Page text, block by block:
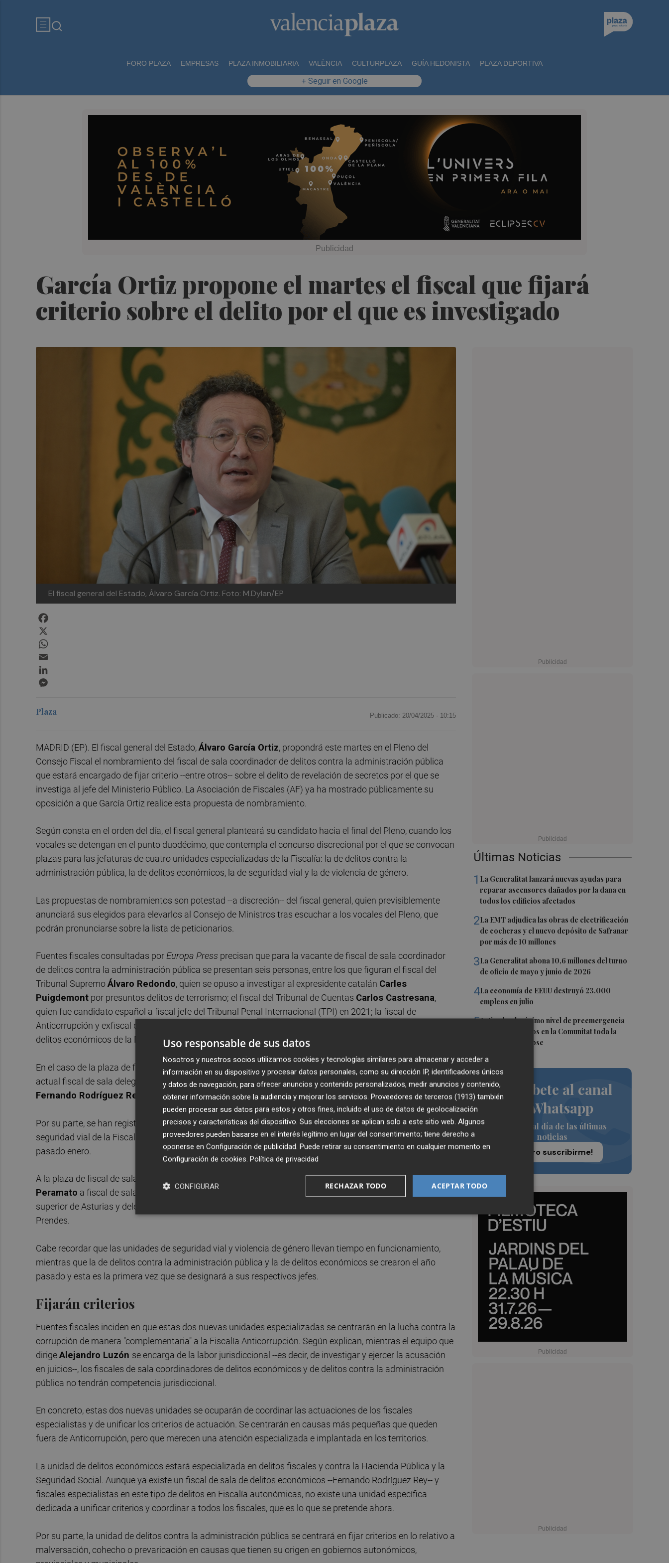
FORO PLAZA EMPRESAS PLAZA INMOBILIARIA VALÈNCIA CULTURPLAZA GUÍA HEDONISTA PLAZA DEPORTIVA
+ Seguir en Google
García Ortiz propone el martes el fiscal que fijará
criterio sobre el delito por el que es investigado
El fiscal general del Estado, Álvaro García Ortiz. Foto: M.Dylan/EP
Últimas Noticias
1 La Generalitat lanzará nuevas ayudas para
reparar ascensores dañados por la dana en
todos los edificios afectados
2La EMT adjudica las obras de electrificación
de cocheras y el nuevo depósito de Safranar
por más de 10 millones
3La Generalitat abona 10,6 millones del turno
de oficio de mayo y junio de 2026
4La economía de EEUU destruyó 23.000
empleos en julio
5Activado el máximo nivel de preemergencia
frente a incendios en la Comunitat toda la
jornada del eclipse
Suscríbete al canal
de Whatsapp
Siempre al día de las últimas
noticias
¡Quiero suscribirme!
Plaza Publicado: 20/04/2025 · 10:15
MADRID (EP). El fiscal general del Estado,Álvaro García Ortiz, propondrá este martes en el Pleno del
Consejo Fiscal el nombramiento del fiscal de sala coordinador de delitos contra la administración pública
que estará encargado de fijar criterio --entre otros-- sobre el delito de revelación de secretos por el que se
investiga al jefe del Ministerio Público. La Asociación de Fiscales (AF) ya ha mostrado públicamente su
oposición a que García Ortiz realice esta propuesta de nombramiento.
Según consta en el orden del día, el fiscal general planteará su candidato hacia el final del Pleno, cuando los
vocales se detengan en el punto duodécimo, que contempla el concurso discrecional por el que se convocan
plazas para las jefaturas de cuatro unidades especializadas de la Fiscalía: la de delitos contra la
administración pública, la de delitos económicos, la de seguridad vial y la de violencia de género.
Las propuestas de nombramientos son potestad --a discreción-- del fiscal general, quien previsiblemente
anunciará sus elegidos para elevarlos al Consejo de Ministros tras escuchar a los vocales del Pleno, que
podrán pronunciarse sobre la lista de peticionarios.
Fuentes fiscales consultadas porEuropa Press precisan que para la vacante de fiscal de sala coordinador
de delitos contra la administración pública se presentan seis personas, entre los que figuran el fiscal del
Tribunal SupremoÁlvaro Redondo, quien se opuso a investigar al expresidente catalán Carles
Puigdemont por presuntos delitos de terrorismo; el fiscal del Tribunal de Cuentas Carlos Castresana,
quien fue candidato español a fiscal jefe del Tribunal Penal Internacional (TPI) en 2021; la fiscal de
Anticorrupción y exfiscal de la Fiscalía Europea,
delitos económicos de la Fiscalía Provincial de Madrid, Virna Alonso Fernández
En el caso de la plaza de fiscal coordinador de delitos económicos constan cinco peticionarios, incluido el
actual fiscal de sala delegado de delitos económicos, adscrito a la sección penal de la Fiscalía del Supremo,
Fernando Rodríguez Rey
Por su parte, se han registrado 10 fiscales como candidatos a la plaza de fiscal de sala coordinador de
seguridad vial de la Fiscalía General del Estado, que dejó vacante el fiscal Luis del Río tras su fallecimiento el
pasado enero.
A la plaza de fiscal de sala de violencia contra la mujer, que quedó vacante tras el ascenso deTeresa
Peramato a fiscal de sala jefa de la sección penal del Supremo, se ha presentado una sola persona: la fiscal
superior de Asturias y delegada de violencia de género en dicha comunidad autónoma, María Eugenia
Prendes.
Cabe recordar que las unidades de seguridad vial y violencia de género llevan tiempo en funcionamiento,
mientras que la de delitos contra la administración pública y la de delitos económicos se crearon el año
pasado y esta es la primera vez que se designará a sus respectivos jefes.
Fijarán criterios
Fuentes fiscales inciden en que estas dos nuevas unidades especializadas se centrarán en la lucha contra la
corrupción de manera "complementaria" a la Fiscalía Anticorrupción. Según explican, mientras el equipo que
dirigeAlejandro Luzón se encarga de la labor jurisdiccional --es decir, de investigar y ejercer la acusación
en juicios--, los fiscales de sala coordinadores de delitos económicos y de delitos contra la administración
pública no tendrán competencia jurisdiccional.
En concreto, estas dos nuevas unidades se ocuparán de coordinar las actuaciones de los fiscales
especialistas y de unificar los criterios de actuación. Se centrarán en causas más pequeñas que queden
fuera de Anticorrupción, pero que merecen una atención especializada e implantada en los territorios.
La unidad de delitos económicos estará especializada en delitos fiscales y contra la Hacienda Pública y la
Seguridad Social. Aunque ya existe un fiscal de sala de delitos económicos --Fernando Rodríguez Rey-- y
fiscales especialistas en este tipo de delitos en Fiscalía autonómicas, no existe una unidad específica
dedicada a unificar criterios y coordinar a todos los fiscales, que es lo que se pretende ahora.
Por su parte, la unidad de delitos contra la administración pública se centrará en fijar criterios en lo relativo a
malversación, cohecho o prevaricación en causas que tienen su origen en gobiernos autonómicos,
Uso responsable de sus datos
Nosotros y nuestros socios utilizamos cookies y tecnologías similares para almacenar y acceder a
información en su dispositivo y procesar datos personales, como su dirección IP, identificadores únicos
y datos de navegación, para ofrecer anuncios y contenido personalizados, medir anuncios y contenido,
obtener información sobre la audiencia y mejorar los servicios. Proveedores de terceros (1913) también
pueden procesar sus datos para estos y otros fines, incluido el uso de datos de geolocalización
precisos y características del dispositivo. Sus elecciones se aplican solo a este sitio web. Algunos
proveedores pueden basarse en el interés legítimo en lugar del consentimiento; tiene derecho a
oponerse en Configuración de publicidad. Puede retirar su consentimiento en cualquier momento en
Configuración de cookies. Política de privacidad
ACEPTAR TODO
RECHAZAR TODO
CONFIGURAR